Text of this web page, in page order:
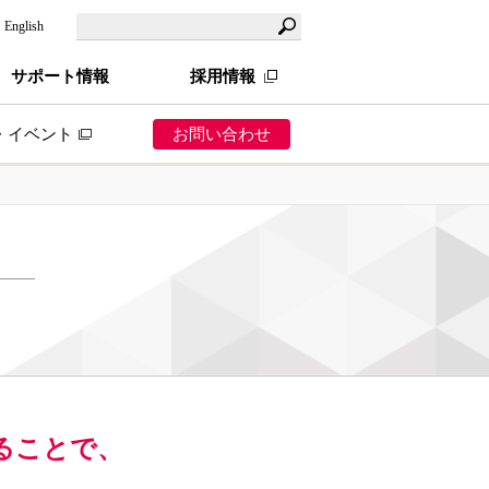
English
サポート情報 採用情報
イベント お問い合わせ
とで、